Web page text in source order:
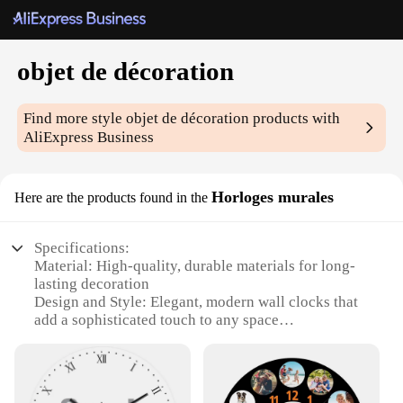
objet de décoration
Find more styleobjet de décoration products with
AliExpress Business
Here are the products found in the Horloges murales
Specifications:
Material: High-quality, durable materials for long-
lasting decoration
Design and Style: Elegant, modern wall clocks that
add a sophisticated touch to any space
aesthetics of homes, offices, or commercial spaces
Performance and Property: Precise timekeeping
with silent, non-ticking mechanisms